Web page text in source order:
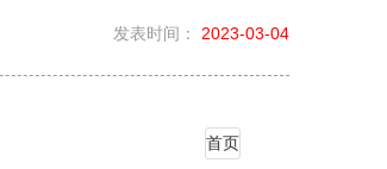
发表时间： 2023-03-04
首页